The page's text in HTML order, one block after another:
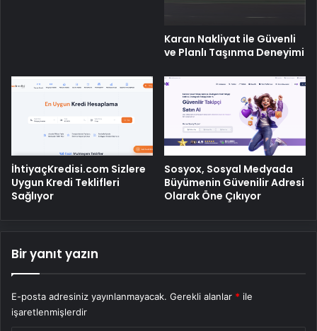
Karan Nakliyat ile Güvenli
ve Planlı Taşınma Deneyimi
İhtiyaçKredisi.com Sizlere
Uygun Kredi Teklifleri
Sağlıyor
Sosyox, Sosyal Medyada
Büyümenin Güvenilir Adresi
Olarak Öne Çıkıyor
Bir yanıt yazın
E-posta adresiniz yayınlanmayacak. Gerekli alanlar * ile
işaretlenmişlerdir